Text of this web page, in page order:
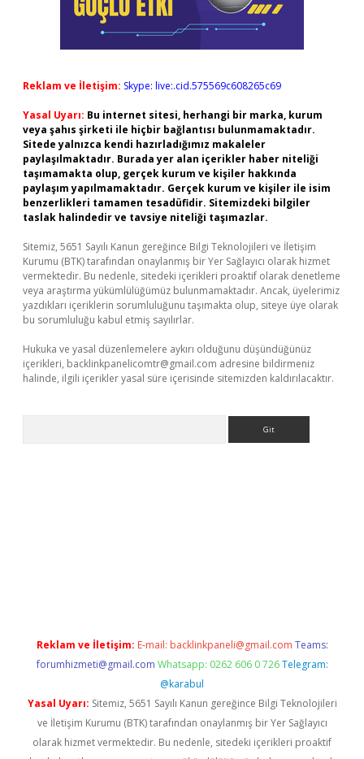
Reklam ve İletişim: Skype: live:.cid.575569c608265c69
Yasal Uyarı: Bu internet sitesi, herhangi bir marka, kurum
veya şahıs şirketi ile hiçbir bağlantısı bulunmamaktadır.
Sitede yalnızca kendi hazırladığımız makaleler
paylaşılmaktadır. Burada yer alan içerikler haber niteliği
taşımamakta olup, gerçek kurum ve kişiler hakkında
paylaşım yapılmamaktadır. Gerçek kurum ve kişiler ile isim
benzerlikleri tamamen tesadüfidir. Sitemizdeki bilgiler
taslak halindedir ve tavsiye niteliği taşımazlar.
Sitemiz, 5651 Sayılı Kanun gereğince Bilgi Teknolojileri ve İletişim
Kurumu (BTK) tarafından onaylanmış bir Yer Sağlayıcı olarak hizmet
vermektedir. Bu nedenle, sitedeki içerikleri proaktif olarak denetleme
veya araştırma yükümlülüğümüz bulunmamaktadır. Ancak, üyelerimiz
yazdıkları içeriklerin sorumluluğunu taşımakta olup, siteye üye olarak
bu sorumluluğu kabul etmiş sayılırlar.
Hukuka ve yasal düzenlemelere aykırı olduğunu düşündüğünüz
içerikleri, backlinkpanelicomtr@gmail.com adresine bildirmeniz
halinde, ilgili içerikler yasal süre içerisinde sitemizden kaldırılacaktır.
Reklam ve İletişim: E-mail: backlinkpaneli@gmail.com Teams:
forumhizmeti@gmail.com Whatsapp: 0262 606 0 726 Telegram:
@karabul
Yasal Uyarı: Sitemiz, 5651 Sayılı Kanun gereğince Bilgi Teknolojileri
ve İletişim Kurumu (BTK) tarafından onaylanmış bir Yer Sağlayıcı
olarak hizmet vermektedir. Bu nedenle, sitedeki içerikleri proaktif